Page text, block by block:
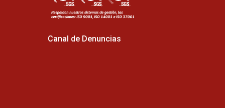
Canal de Denuncias